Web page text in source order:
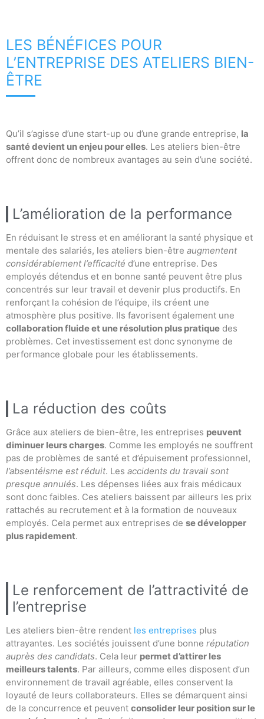
LES BÉNÉFICES POUR
L’ENTREPRISE DES ATELIERS BIEN-
ÊTRE
Qu’il s’agisse d’une start-up ou d’une grande entreprise, la
santé devient un enjeu pour elles. Les ateliers bien-être
offrent donc de nombreux avantages au sein d’une société.
L’amélioration de la performance
En réduisant le stress et en améliorant la santé physique et
mentale des salariés, les ateliers bien-être augmentent
considérablement l’efficacité d’une entreprise. Des
employés détendus et en bonne santé peuvent être plus
concentrés sur leur travail et devenir plus productifs. En
renforçant la cohésion de l’équipe, ils créent une
atmosphère plus positive. Ils favorisent également une
collaboration fluide et une résolution plus pratique des
problèmes. Cet investissement est donc synonyme de
performance globale pour les établissements.
La réduction des coûts
Grâce aux ateliers de bien-être, les entreprises peuvent
diminuer leurs charges. Comme les employés ne souffrent
pas de problèmes de santé et d’épuisement professionnel,
l’absentéisme est réduit. Les accidents du travail sont
presque annulés. Les dépenses liées aux frais médicaux
sont donc faibles. Ces ateliers baissent par ailleurs les prix
rattachés au recrutement et à la formation de nouveaux
employés. Cela permet aux entreprises de se développer
plus rapidement.
Le renforcement de l’attractivité de
l’entreprise
Les ateliers bien-être rendent les entreprises plus
attrayantes. Les sociétés jouissent d’une bonne réputation
auprès des candidats. Cela leur permet d’attirer les
meilleurs talents. Par ailleurs, comme elles disposent d’un
environnement de travail agréable, elles conservent la
loyauté de leurs collaborateurs. Elles se démarquent ainsi
de la concurrence et peuvent consolider leur position sur le